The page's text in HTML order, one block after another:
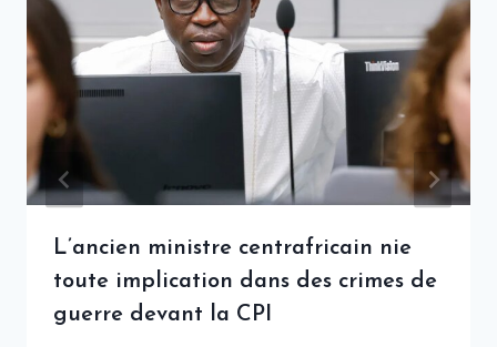
L’ancien ministre centrafricain nie
toute implication dans des crimes de
guerre devant la CPI